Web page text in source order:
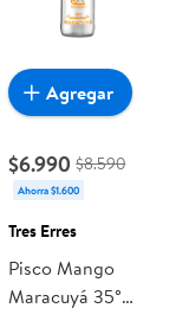
$6.990 $8.590
Ahorra $1.600
Tres Erres
Pisco Mango
Maracuyá 35°
Agregar